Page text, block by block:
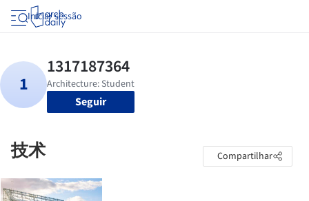
Iniciar sessão
Seguir
技术 Compartilhar